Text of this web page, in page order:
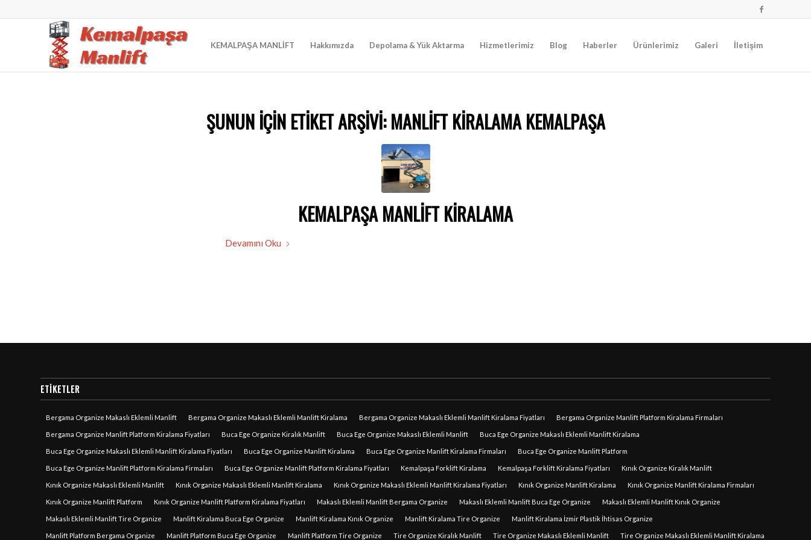
KEMALPAŞA MANLİFT Hakkımızda Depolama & Yük Aktarma Hizmetlerimiz Blog Haberler Ürünlerimiz Galeri İletişim
ŞUNUN IÇIN ETIKET ARŞIVI:MANLIFT KIRALAMA KEMALPAŞA
KEMALPAŞA MANLIFT KIRALAMA
Devamını Oku
ETIKETLER
Bergama Organize Makaslı Eklemli Manlift Bergama Organize Makaslı Eklemli Manlift Kiralama Bergama Organize Makaslı Eklemli Manlift Kiralama Fiyatları Bergama Organize Manlift Platform Kiralama Firmaları
Bergama Organize Manlift Platform Kiralama Fiyatları Buca Ege Organize Kiralık Manlift Buca Ege Organize Makaslı Eklemli Manlift Buca Ege Organize Makaslı Eklemli Manlift Kiralama
Buca Ege Organize Makaslı Eklemli Manlift Kiralama Fiyatları Buca Ege Organize Manlift Kiralama Buca Ege Organize Manlift Kiralama Firmaları Buca Ege Organize Manlift Platform
Buca Ege Organize Manlift Platform Kiralama Firmaları Buca Ege Organize Manlift Platform Kiralama Fiyatları Kemalpaşa Forklift Kiralama Kemalpaşa Forklift Kiralama Fiyatları Kınık Organize Kiralık Manlift
Kınık Organize Makaslı Eklemli Manlift Kınık Organize Makaslı Eklemli Manlift Kiralama Kınık Organize Makaslı Eklemli Manlift Kiralama Fiyatları Kınık Organize Manlift Kiralama Kınık Organize Manlift Kiralama Firmaları
Kınık Organize Manlift Platform Kınık Organize Manlift Platform Kiralama Fiyatları Makaslı Eklemli Manlift Bergama Organize Makaslı Eklemli Manlift Buca Ege Organize Makaslı Eklemli Manlift Kınık Organize
Makaslı Eklemli Manlift Tire Organize Manlift Kiralama Buca Ege Organize Manlift Kiralama Kınık Organize Manlift Kiralama Tire Organize Manlift Kiralama İzmir Plastik İhtisas Organize
Manlift Platform Bergama Organize Manlift Platform Buca Ege Organize Manlift Platform Tire Organize Tire Organize Kiralık Manlift Tire Organize Makaslı Eklemli Manlift Tire Organize Makaslı Eklemli Manlift Kiralama